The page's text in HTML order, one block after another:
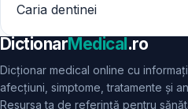
Caria dentinei
DictionarMedical.ro
Dicționar medical online cu
afecțiuni, simptome, tratamente și
Resursa ta de referință pentru